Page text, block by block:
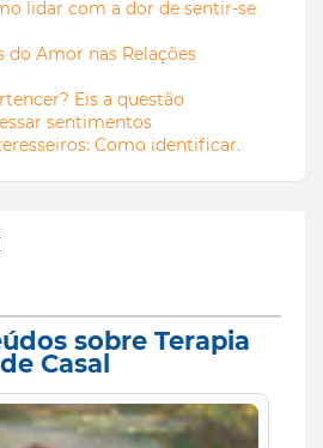
lidar com a dor de sentir-se
do Amor nas Relações
Eis a questão
sentimentos
Como identificar.
sobre Terapia
de Casal